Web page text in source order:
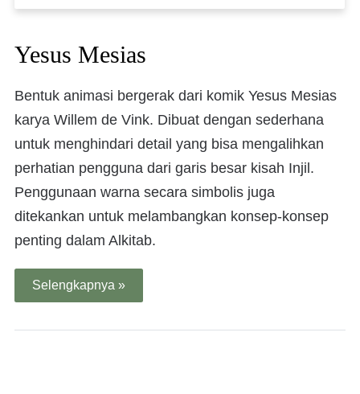
Yesus Mesias
Bentuk animasi bergerak dari komik Yesus Mesias
karya Willem de Vink. Dibuat dengan sederhana
untuk menghindari detail yang bisa mengalihkan
perhatian pengguna dari garis besar kisah Injil.
Penggunaan warna secara simbolis juga
ditekankan untuk melambangkan konsep-konsep
penting dalam Alkitab.
Selengkapnya »